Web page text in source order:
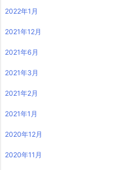
2022年1月
2021年12月
2021年6月
2021年3月
2021年2月
2021年1月
2020年12月
2020年11月